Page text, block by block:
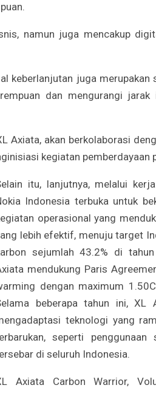
namun juga mencakup
keberlanjutan juga
dan mengurangi
Axiata, akan berkolaborasi
kegiatan pemberdayaan
itu, lanjutnya, melalui
Indonesia terbuka untuk
operasional yang
lebih efektif, menuju target
sejumlah 43.2% di
mendukung Paris
dengan maximum
beberapa tahun ini, XL
teknologi yang
seperti
di seluruh Indonesia.
Axiata Carbon Warrior,